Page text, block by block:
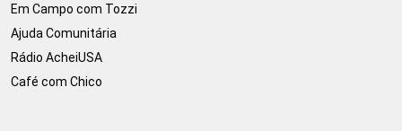
Em Campo com Tozzi
Ajuda Comunitária
Rádio AcheiUSA
Café com Chico